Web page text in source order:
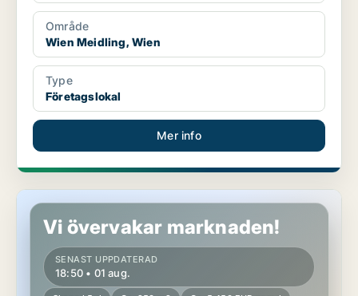
Område
Wien Meidling, Wien
Type
Företagslokal
Mer info
Kontor i Wien Meidling, Wien
Vi övervakar marknaden!
SENAST UPPDATERAD
18:50 • 01 aug.